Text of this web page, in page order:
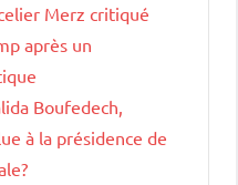
Merz critiqué
après un
Boufedech,
à la présidence de